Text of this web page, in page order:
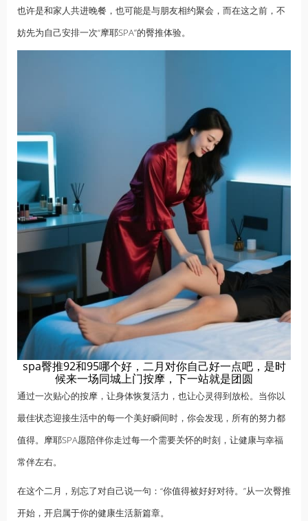
也许是和家人共进晚餐，也可能是与朋友相约聚会，而在这之前，不
妨先为自己安排一次“摩耶SPA”的臀推体验。
spa臀推92和95哪个好，二月对你自己好一点吧，是时
候来一场同城上门按摩，下一站就是团圆
通过一次贴心的按摩，让身体恢复活力，也让心灵得到放松。当你以
最佳状态迎接生活中的每一个美好瞬间时，你会发现，所有的努力都
值得。摩耶SPA愿陪伴你走过每一个需要关怀的时刻，让健康与幸福
常伴左右。
在这个二月，别忘了对自己说一句：“你值得被好好对待。”从一次臀推
开始，开启属于你的健康生活新篇章。